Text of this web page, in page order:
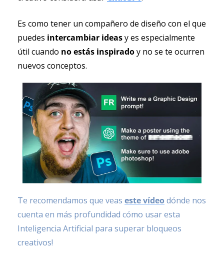
Es como tener un compañero de diseño con el que
puedes intercambiar ideas y es especialmente
útil cuando no estás inspirado y no se te ocurren
nuevos conceptos.
Te recomendamos que veas este vídeo dónde nos
cuenta en más profundidad cómo usar esta
Inteligencia Artificial para superar bloqueos
creativos!